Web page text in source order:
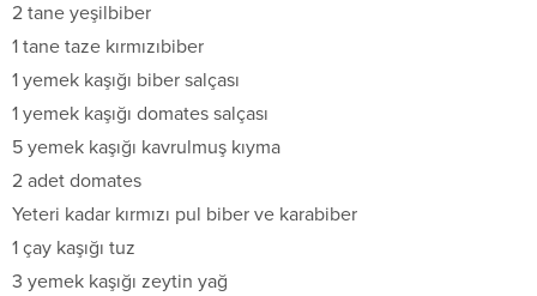
2 tane yeşilbiber
1 tane taze kırmızıbiber
1 yemek kaşığı biber salçası
1 yemek kaşığı domates salçası
5 yemek kaşığı kavrulmuş kıyma
2 adet domates
Yeteri kadar kırmızı pul biber ve karabiber
1 çay kaşığı tuz
3 yemek kaşığı zeytin yağ